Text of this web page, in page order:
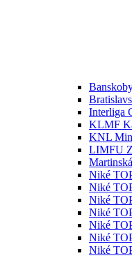
Interliga
KLMF
KNL
LIMFU
Niké
Niké
Niké
Niké
Niké
Niké
Niké